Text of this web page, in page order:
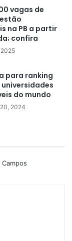
vagas de
na PB a partir
confira
para ranking
universidades
do mundo
2024
Campos